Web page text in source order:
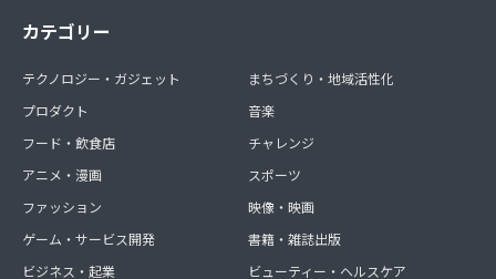
カテゴリー
テクノロジー・ガジェット
プロダクト
フード・飲食店
アニメ・漫画
ファッション
ゲーム・サービス開発
ビジネス・起業
まちづくり・地域活性化
音楽
チャレンジ
スポーツ
映像・映画
書籍・雑誌出版
ビューティー・ヘルスケア